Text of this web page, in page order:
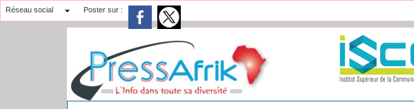
Réseau social Poster sur :